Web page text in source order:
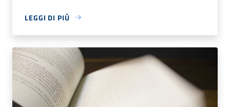
LEGGI DI PIÙ